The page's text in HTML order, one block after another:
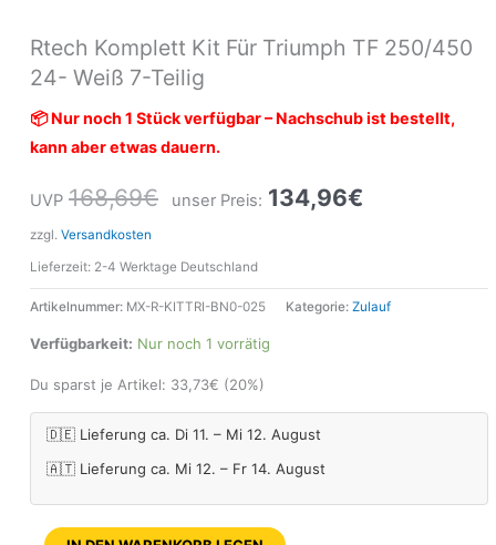
Rtech Komplett Kit Für Triumph TF 250/450
24- Weiß 7-Teilig
📦 Nur noch 1 Stück verfügbar – Nachschub ist bestellt,
kann aber etwas dauern.
UVP 168,69€ unser Preis: 134,96€
zzgl. Versandkosten
Lieferzeit: 2-4 Werktage Deutschland
Artikelnummer: MX-R-KITTRI-BN0-025 Kategorie: Zulauf
Verfügbarkeit: Nur noch 1 vorrätig
Du sparst je Artikel: 33,73€ (20%)
🇩🇪 Lieferung ca. Di 11. – Mi 12. August
🇦🇹 Lieferung ca. Mi 12. – Fr 14. August